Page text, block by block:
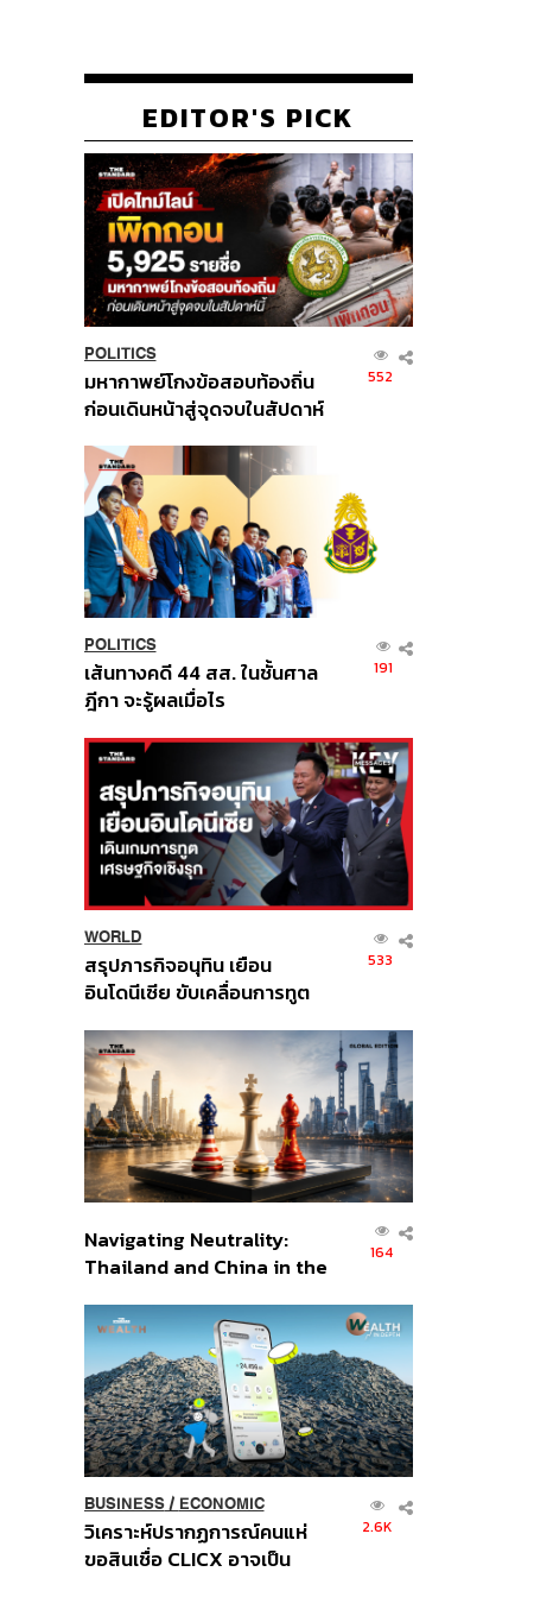
EDITOR'S PICK
POLITICS
มหากาพย์โกงข้อสอบท้องถิ่น
ก่อนเดินหน้าสู่จุดจบในสัปดาห์
552
POLITICS
เส้นทางคดี 44 สส. ในชั้นศาล
ฎีกา จะรู้ผลเมื่อไร
191
WORLD
สรุปภารกิจอนุทิน เยือน
อินโดนีเซีย ขับเคลื่อนการทูต
ส่วนยุทธศาสตร์ไทย –
อินโดนีเซีย
533
Navigating Neutrality:
Thailand and China in the
Order
164
BUSINESS/ ECONOMIC
วิเคราะห์ปรากฏการณ์คนแห่
ขอสินเชื่อ CLICX อาจเป็น
2.6K